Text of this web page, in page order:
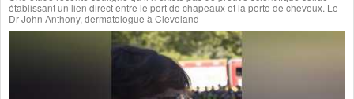
établissant un lien direct entre le port de chapeaux et la perte de cheveux. Le
Dr John Anthony, dermatologue à Cleveland